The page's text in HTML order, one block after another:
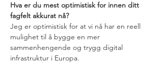
Hva er du mest optimistisk for innen ditt
fagfelt akkurat nå?
Jeg er optimistisk for at vi nå har en reell
mulighet til å bygge en mer
sammenhengende og trygg digital
infrastruktur i Europa.